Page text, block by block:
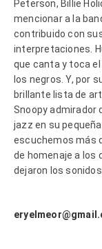
Peterson, Billie
mencionar a la
contribuido con
interpretaciones.
que canta y toca
los negros. Y, por
brillante lista de
Snoopy admirador
jazz en su
escuchemos más
de homenaje a los
dejaron los